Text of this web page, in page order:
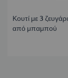
Κουτί με 3
από μπαμπού